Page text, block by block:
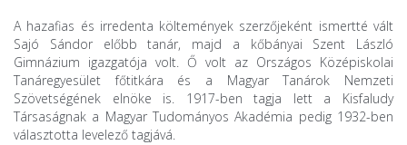
A hazafias és irredenta költemények szerzőjeként ismertté vált
Sajó Sándor előbb tanár, majd a kőbányai Szent László
Gimnázium igazgatója volt. Ő volt az Országos Középiskolai
Tanáregyesület főtitkára és a Magyar Tanárok Nemzeti
Szövetségének elnöke is. 1917-ben tagja lett a Kisfaludy
Társaságnak a Magyar Tudományos Akadémia pedig 1932-ben
választotta levelező tagjává.